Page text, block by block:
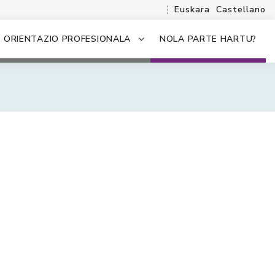
Euskara Castellano
ORIENTAZIO PROFESIONALA NOLA PARTE HARTU?